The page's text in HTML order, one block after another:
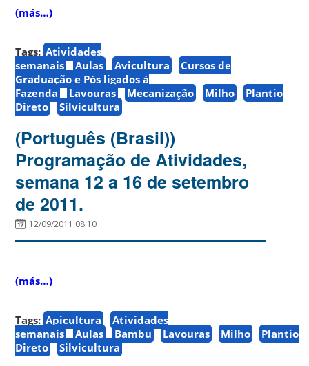
(más…)
Tags: Atividades
semanais
Aulas Avicultura
Cursos de
Graduação e Pós ligados à
Fazenda
Lavouras Mecanização Milho
Plantio
Direto
Silvicultura
(Português (Brasil))
Programação de Atividades,
semana 12 a 16 de setembro
de 2011.
12/09/2011 08:10
(más…)
Tags: Apicultura
Atividades
semanais
Aulas Bambu Lavouras Milho
Plantio
Direto
Silvicultura